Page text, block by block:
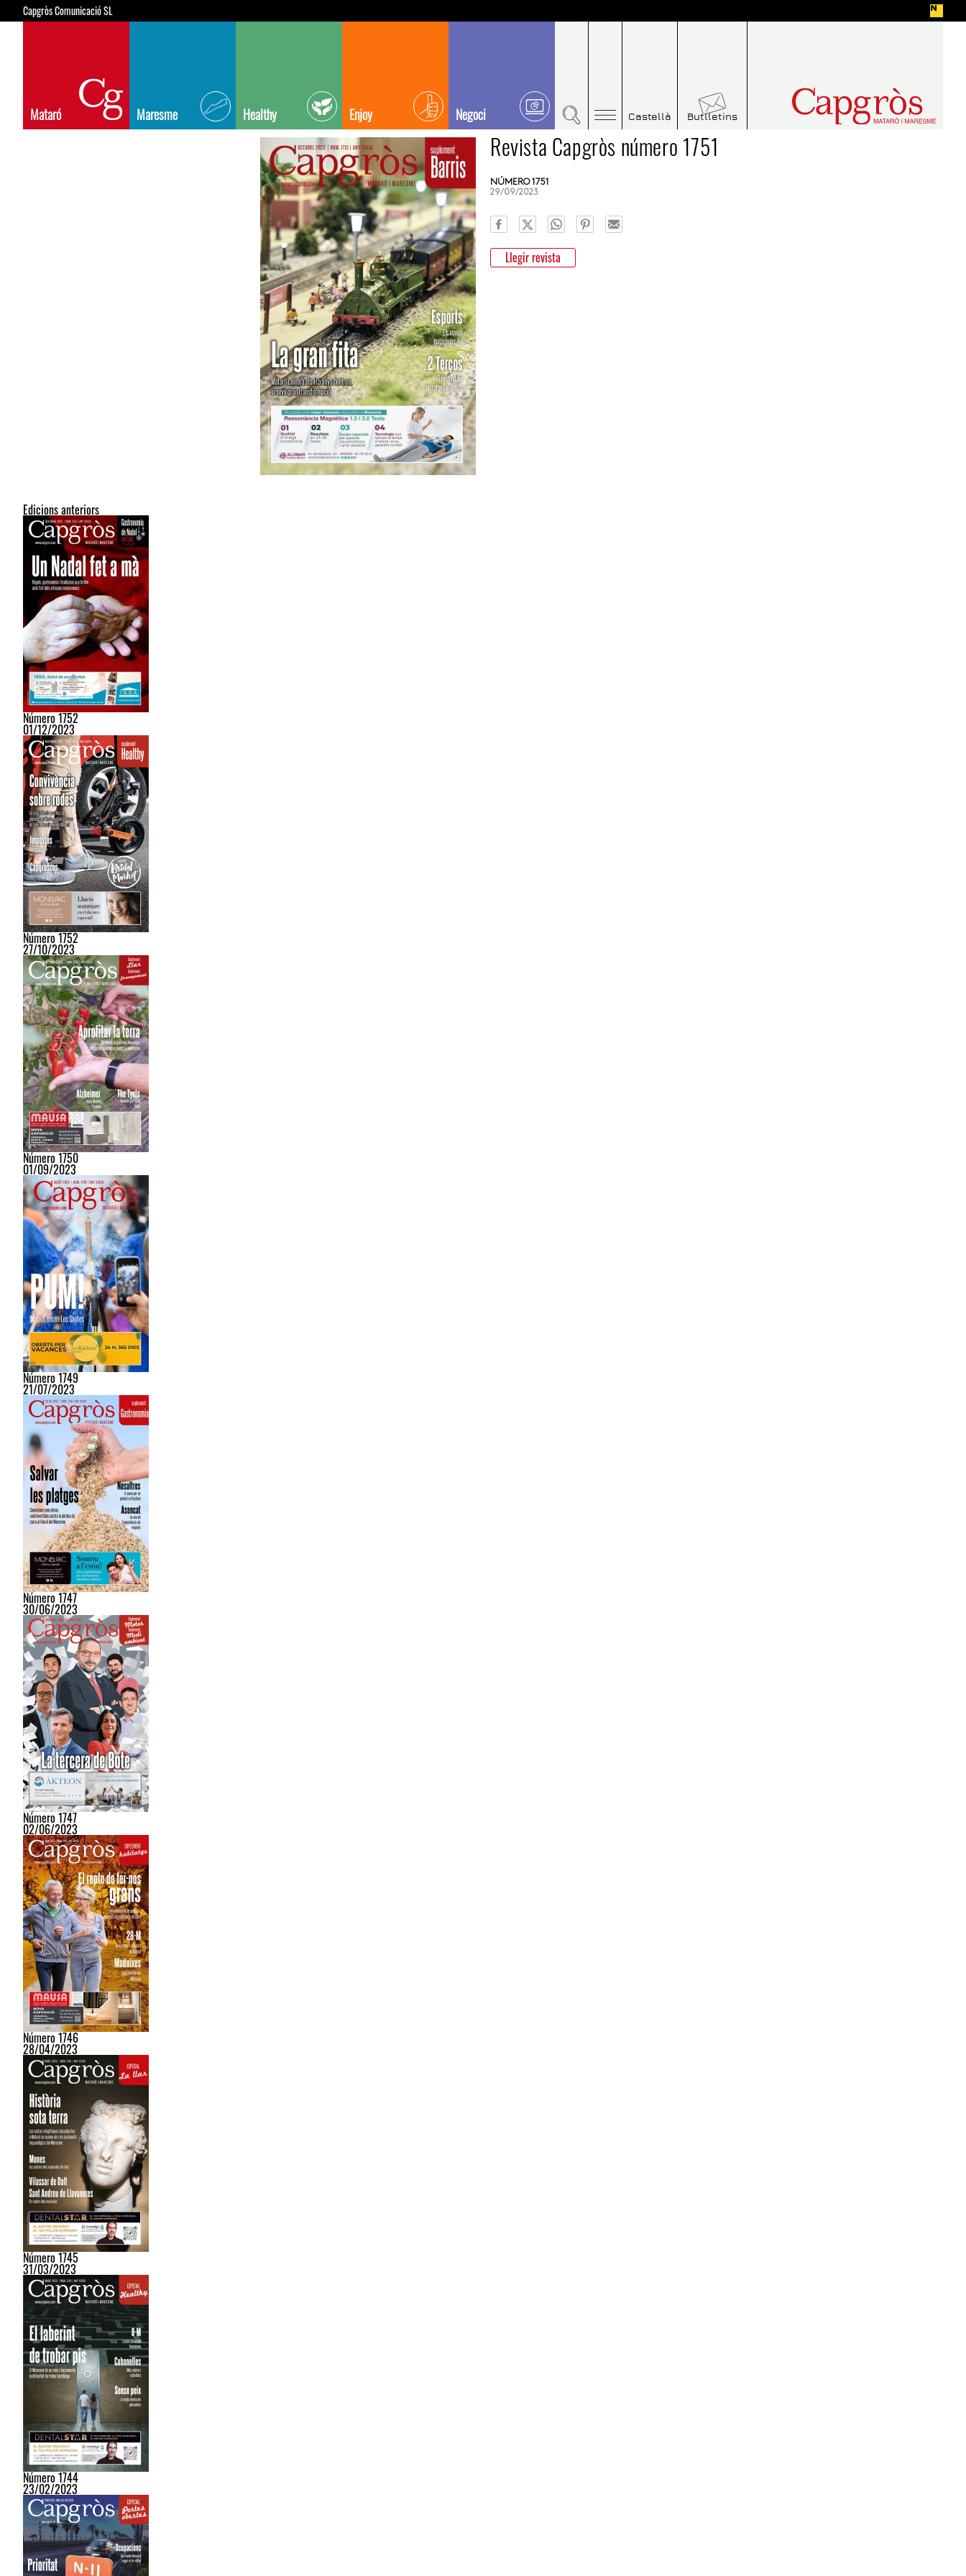
Capgròs Comunicació SL
Mataró Maresme Healthy Enjoy Negoci Castellà Butlletins
Revista Capgròs número 1751
NÚMERO 1751
29/09/2023
Llegir revista
Edicions anteriors
Número 1752
01/12/2023
Número 1752
27/10/2023
Número 1750
01/09/2023
Número 1749
21/07/2023
Número 1747
30/06/2023
Número 1747
02/06/2023
Número 1746
28/04/2023
Número 1745
31/03/2023
Número 1744
23/02/2023